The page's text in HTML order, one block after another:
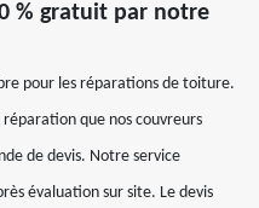
% gratuit par notre
pour les réparations de toiture.
que nos couvreurs
de devis. Notre service
évaluation sur site. Le devis